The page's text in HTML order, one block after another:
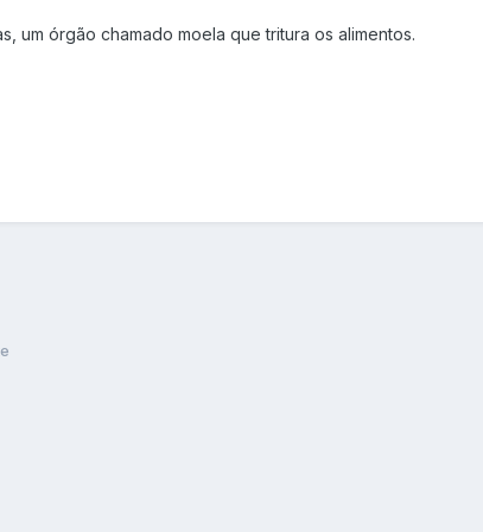
um órgão chamado moela que tritura os alimentos.